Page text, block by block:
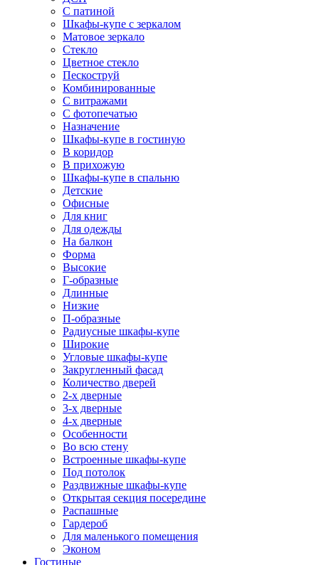
С патиной
Шкафы-купе с зеркалом
Матовое зеркало
Стекло
Цветное стекло
Пескоструй
Комбинированные
С витражами
С фотопечатью
Назначение
Шкафы-купе в гостиную
В коридор
В прихожую
Шкафы-купе в спальню
Детские
Офисные
Для книг
Для одежды
На балкон
Форма
Высокие
Г-образные
Длинные
Низкие
П-образные
Радиусные шкафы-купе
Широкие
Угловые шкафы-купе
Закругленный фасад
Количество дверей
2-х дверные
3-х дверные
4-х дверные
Особенности
Во всю стену
Встроенные шкафы-купе
Под потолок
Раздвижные шкафы-купе
Открытая секция посередине
Распашные
Гардероб
Для маленького помещения
Эконом
Гостиные